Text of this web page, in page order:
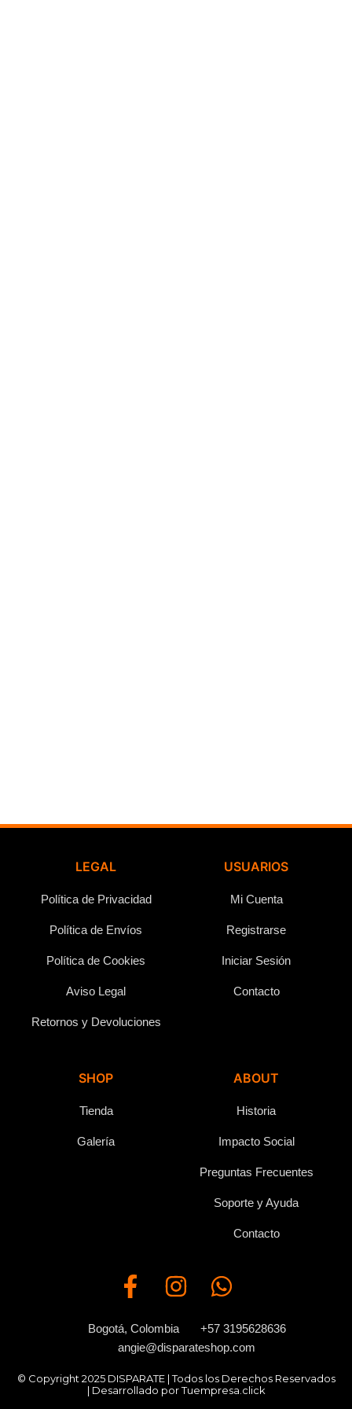
LEGAL
Política de Privacidad
Política de Envíos
Política de Cookies
Aviso Legal
Retornos y Devoluciones
USUARIOS
Mi Cuenta
Registrarse
Iniciar Sesión
Contacto
SHOP
Tienda
Galería
ABOUT
Historia
Impacto Social
Preguntas Frecuentes
Soporte y Ayuda
Contacto
a
c
e
b
o
o
n
s
t
a
g
r
h
a
t
s
a
p
Bogotá, Colombia
+57 3195628636
angie@disparateshop.com
© Copyright 2025 DISPARATE | Todos los Derechos Reservados
| Desarrollado por Tuempresa.click